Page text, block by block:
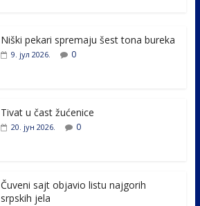
e
er
e
Niški pekari spremaju šest tona bureka
9. јул 2026. 0
Tivat u čast žućenice
20. јун 2026. 0
Čuveni sajt objavio listu najgorih
srpskih jela